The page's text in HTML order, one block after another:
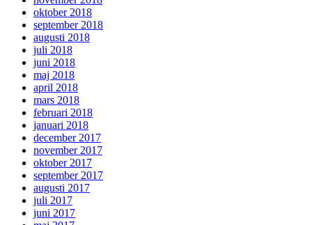
oktober 2018
september 2018
augusti 2018
juli 2018
juni 2018
maj 2018
april 2018
mars 2018
februari 2018
januari 2018
december 2017
november 2017
oktober 2017
september 2017
augusti 2017
juli 2017
juni 2017